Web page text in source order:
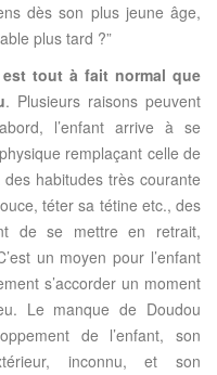
dès son plus jeune âge,
plus tard ?”
est tout à fait normal que
. Plusieurs raisons peuvent
l’enfant arrive à se
remplaçant celle de
habitudes très courante
téter sa tétine etc., des
de se mettre en retrait,
un moyen pour l’enfant
s’accorder un moment
Le manque de Doudou
de l’enfant, son
inconnu, et son